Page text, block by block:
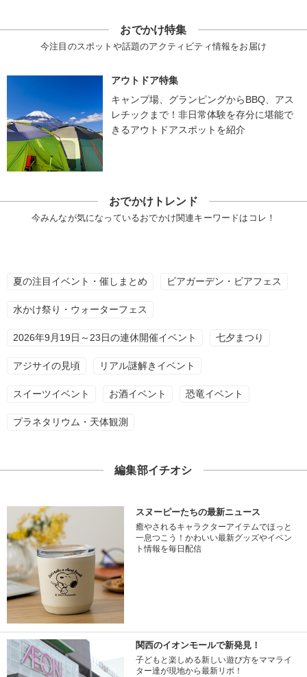
おでかけ特集
今注目のスポットや話題のアクティビティ情報をお届け
アウトドア特集
キャンプ場、グランピングからBBQ、アス
レチックまで！非日常体験を存分に堪能で
きるアウトドアスポットを紹介
おでかけトレンド
今みんなが気になっているおでかけ関連キーワードはコレ！
夏の注目イベント・催しまとめ ビアガーデン・ビアフェス
水かけ祭り・ウォーターフェス
2026年9月19日～23日の連休開催イベント 七夕まつり
アジサイの見頃 リアル謎解きイベント
スイーツイベント お酒イベント 恐竜イベント
プラネタリウム・天体観測
編集部イチオシ
スヌーピーたちの最新ニュース
癒やされるキャラクターアイテムでほっと
一息つこう！かわいい最新グッズやイベン
ト情報を毎日配信
関西のイオンモールで新発見！
子どもと楽しめる新しい遊び方をママライ
ター達が現地から最新リポ！